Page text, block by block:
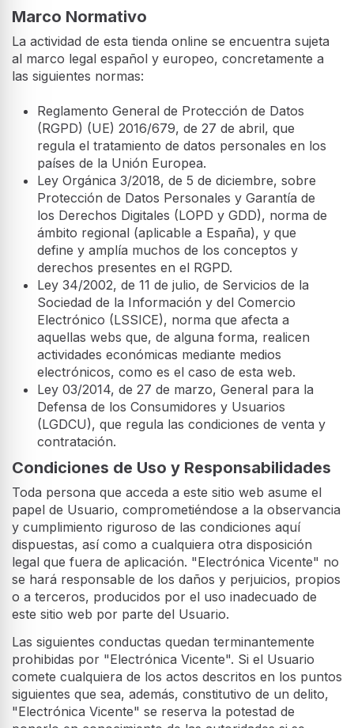
Marco Normativo
La actividad de esta tienda online se encuentra sujeta
al marco legal español y europeo, concretamente a
las siguientes normas:
Reglamento General de Protección de Datos
(RGPD) (UE) 2016/679, de 27 de abril, que
regula el tratamiento de datos personales en los
países de la Unión Europea.
Ley Orgánica 3/2018, de 5 de diciembre, sobre
Protección de Datos Personales y Garantía de
los Derechos Digitales (LOPD y GDD), norma de
ámbito regional (aplicable a España), y que
define y amplía muchos de los conceptos y
derechos presentes en el RGPD.
Ley 34/2002, de 11 de julio, de Servicios de la
Sociedad de la Información y del Comercio
Electrónico (LSSICE), norma que afecta a
aquellas webs que, de alguna forma, realicen
actividades económicas mediante medios
electrónicos, como es el caso de esta web.
Ley 03/2014, de 27 de marzo, General para la
Defensa de los Consumidores y Usuarios
(LGDCU), que regula las condiciones de venta y
contratación.
Condiciones de Uso y Responsabilidades
Toda persona que acceda a este sitio web asume el
papel de Usuario, comprometiéndose a la observancia
y cumplimiento riguroso de las condiciones aquí
dispuestas, así como a cualquiera otra disposición
legal que fuera de aplicación. "Electrónica Vicente" no
se hará responsable de los daños y perjuicios, propios
o a terceros, producidos por el uso inadecuado de
este sitio web por parte del Usuario.
Las siguientes conductas quedan terminantemente
prohibidas por "Electrónica Vicente". Si el Usuario
comete cualquiera de los actos descritos en los puntos
siguientes que sea, además, constitutivo de un delito,
"Electrónica Vicente" se reserva la potestad de